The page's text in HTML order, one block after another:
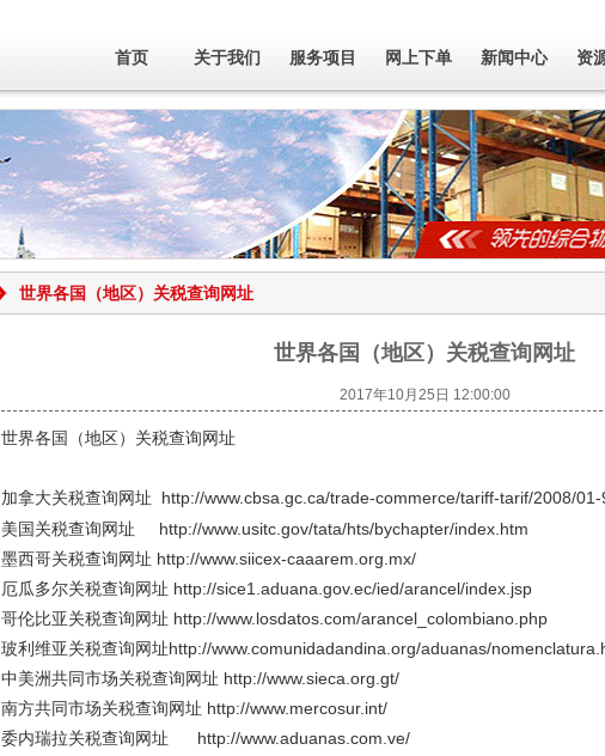
首页 关于我们 服务项目 网上下单 新闻中心 资
世界各国（地区）关税查询网址
世界各国（地区）关税查询网址
2017年10月25日 12:00:00
世界各国（地区）关税查询网址
加拿大关税查询网址 http://www.cbsa.gc.ca/trade-commerce/tariff-tarif/2008/
美国关税查询网址 http://www.usitc.gov/tata/hts/bychapter/index.htm
墨西哥关税查询网址 http://www.siicex-caaarem.org.mx/
厄瓜多尔关税查询网址 http://sice1.aduana.gov.ec/ied/arancel/index.jsp
哥伦比亚关税查询网址 http://www.losdatos.com/arancel_colombiano.php
玻利维亚关税查询网址http://www.comunidadandina.org/aduanas/
中美洲共同市场关税查询网址 http://www.sieca.org.gt/
南方共同市场关税查询网址 http://www.mercosur.int/
委内瑞拉关税查询网址 http://www.aduanas.com.ve/